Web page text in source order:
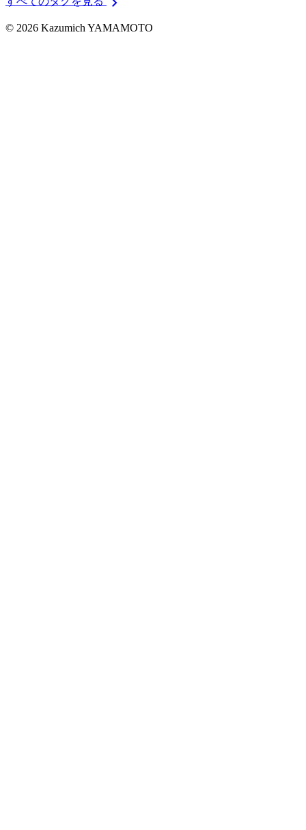
© 2026 Kazumich YAMAMOTO